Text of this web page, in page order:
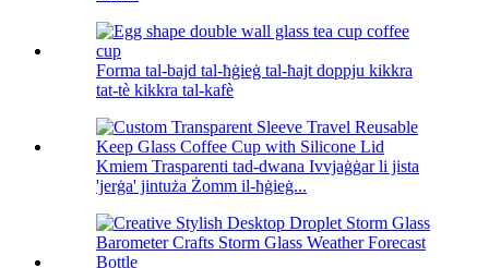
Forma tal-bajd tal-ħġieġ tal-ħajt doppju kikkra
tat-tè kikkra tal-kafè
Kmiem Trasparenti tad-dwana Ivvjaġġar li jista
'jerġa' jintuża Żomm il-ħġieġ...